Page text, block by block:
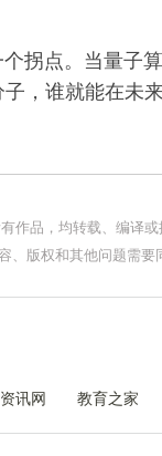
拐点。当量子
，谁就能在未
作品，均转载、编译
、版权和其他问题需
讯网 教育之家